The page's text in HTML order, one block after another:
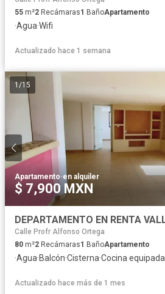
55 m²2 Recámaras1 BañoApartamento
·Agua·Wifi
Actualizado hace 1 semana
1 /15
Apartamento·en alquiler
$ 7,900 MXN
Calle Profr Alfonso Ortega
80 m²2 Recámaras1 BañoApartamento
·Agua·Balcón·Cisterna·Cocina equipada
Actualizado hace más de 1 mes